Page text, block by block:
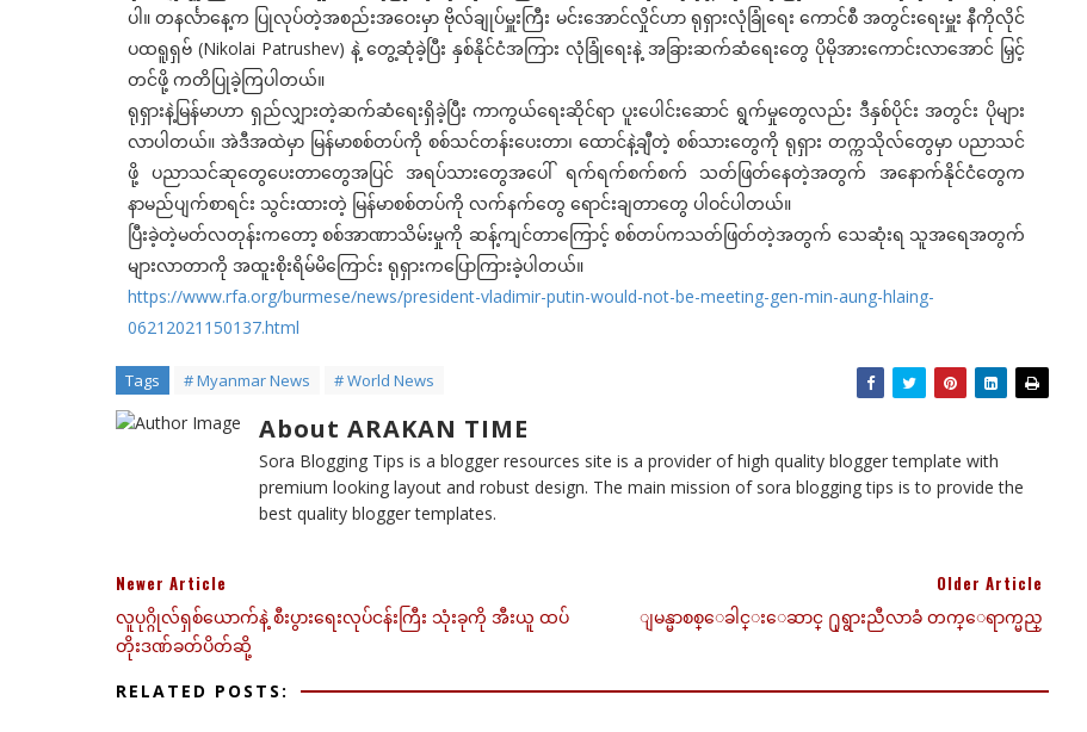
ပါ။ တနင်္လာနေ့က ပြုလုပ်တဲ့အစည်းအဝေးမှာ ဗိုလ်ချုပ်မှူးကြီး မင်းအောင်လှိုင်ဟာ ရုရှားလုံခြုံရေး ကောင်စီ အတွင်းရေးမှူး နီကိုလိုင်
ပထရူရှဗ် (Nikolai Patrushev) နဲ့ တွေ့ဆုံခဲ့ပြီး နှစ်နိုင်ငံအကြား လုံခြုံရေးနဲ့ အခြားဆက်ဆံရေးတွေ ပိုမိုအားကောင်းလာအောင် မြှင့်
တင်ဖို့ ကတိပြုခဲ့ကြပါတယ်။
ရုရှားနဲ့မြန်မာဟာ ရှည်လျှားတဲ့ဆက်ဆံရေးရှိခဲ့ပြီး ကာကွယ်ရေးဆိုင်ရာ ပူးပေါင်းဆောင် ရွက်မှုတွေလည်း ဒီနှစ်ပိုင်း အတွင်း ပိုများ
လာပါတယ်။ အဲဒီအထဲမှာ မြန်မာစစ်တပ်ကို စစ်သင်တန်းပေးတာ၊ ထောင်နဲ့ချီတဲ့ စစ်သားတွေကို ရုရှား တက္ကသိုလ်တွေမှာ ပညာသင်
ဖို့ ပညာသင်ဆုတွေပေးတာတွေအပြင် အရပ်သားတွေအပေါ် ရက်ရက်စက်စက် သတ်ဖြတ်နေတဲ့အတွက် အနောက်နိုင်ငံတွေက
နာမည်ပျက်စာရင်း သွင်းထားတဲ့ မြန်မာစစ်တပ်ကို လက်နက်တွေ ရောင်းချတာတွေ ပါဝင်ပါတယ်။
ပြီးခဲ့တဲ့မတ်လတုန်းကတော့ စစ်အာဏာသိမ်းမှုကို ဆန့်ကျင်တာကြောင့် စစ်တပ်ကသတ်ဖြတ်တဲ့အတွက် သေဆုံးရ သူအရေအတွက်
များလာတာကို အထူးစိုးရိမ်မိကြောင်း ရုရှားကပြောကြားခဲ့ပါတယ်။
https://www.rfa.org/burmese/news/president-vladimir-putin-would-not-be-meeting-gen-min-aung-hlaing-
06212021150137.html
Tags # Myanmar News # World News
About ARAKAN TIME
Sora Blogging Tips is a blogger resources site is a provider of high quality blogger template with
premium looking layout and robust design. The main mission of sora blogging tips is to provide the
best quality blogger templates.
Newer Article
လူပုဂ္ဂိုလ်ရှစ်ယောက်နဲ့ စီးပွားရေးလုပ်ငန်းကြီး သုံးခုကို အီးယူ ထပ်
တိုးဒဏ်ခတ်ပိတ်ဆို့
Older Article
ျမန္မာစစ္ေခါင္းေဆာင္ ႐ုရွားညီလာခံ တက္ေရာက္မည္
RELATED POSTS: